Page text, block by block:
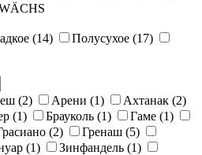
(14) Полусухое (17)
(2) Арени (1) Ахтанак (2)
(1) Брауколь (1) Гаме (1)
(2) Гренаш (5)
(1) Зинфандель (1)